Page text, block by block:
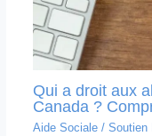
Qui a droit aux
Canada ?
Aide Sociale/ Soutien